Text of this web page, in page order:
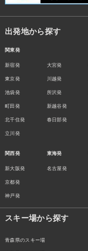
出発地から探す
関東発
新宿発
東京発
池袋発
町田発
北千住発
立川発
大宮発
川越発
所沢発
新越谷発
春日部発
関西発
新大阪発
京都発
神戸発
東海発
名古屋発
スキー場から探す
青森県のスキー場